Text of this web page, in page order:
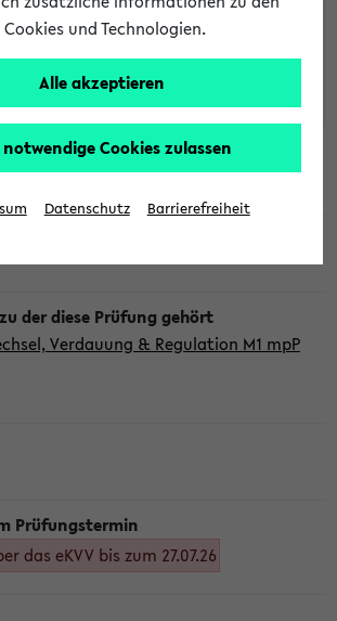
Verdauung & Regulation M1 mpP
das eKVV bis zum 27.07.26
und Technologien.
Alle akzeptieren
Cookies zulassen
Datenschutz Barrierefreiheit